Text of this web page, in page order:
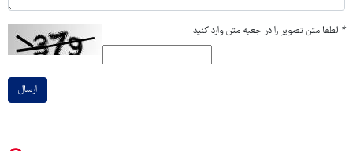
* لطفا متن تصویر را در جعبه متن وارد کنید
ارسال